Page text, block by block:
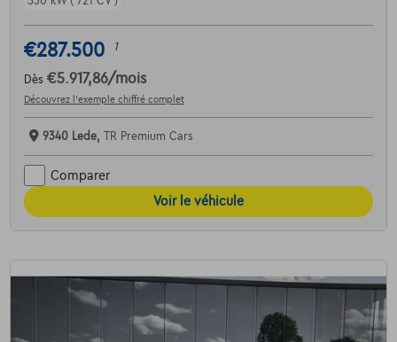
€287.500 1
Dès €5.917,86/mois
Découvrez l’exemple chiffré complet
9340 Lede, TR Premium Cars
Comparer
Voir le véhicule